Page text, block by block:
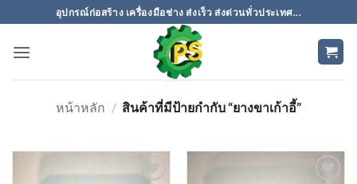
ไป
อุปกรณ์ก่อสร้าง เครื่องมือช่าง ส่งเร็ว ส่งด่วนทั่วประเทศ...
หน้าหลัก / สินค้าที่มีป้ายกำกับ “ยางขาเก้าอี้”